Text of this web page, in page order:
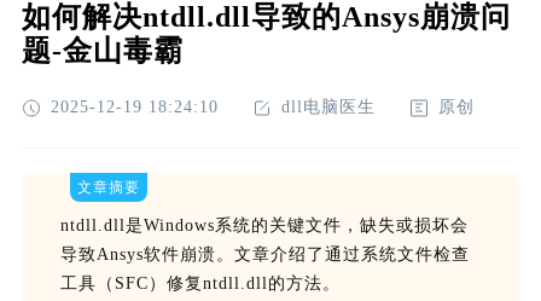
如何解决ntdll.dll导致的Ansys崩溃问
题-金山毒霸
2025-12-19 18:24:10 dll电脑医生 原创
文章摘要
ntdll.dll是Windows系统的关键文件，缺失或损坏会
导致Ansys软件崩溃。文章介绍了通过系统文件检查
工具（SFC）修复ntdll.dll的方法。